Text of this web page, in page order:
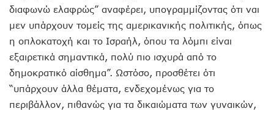
διαφωνώ ελαφρώς” αναφέρει, υπογραμμίζοντας ότι ναι
μεν υπάρχουν τομείς της αμερικανικής πολιτικής, όπως
η οπλοκατοχή και το Ισραήλ, όπου τα λόμπι είναι
εξαιρετικά σημαντικά, πολύ πιο ισχυρά από το
δημοκρατικό αίσθημα”. Ωστόσο, προσθέτει ότι
“υπάρχουν άλλα θέματα, ενδεχομένως για το
περιβάλλον, πιθανώς για τα δικαιώματα των γυναικών,